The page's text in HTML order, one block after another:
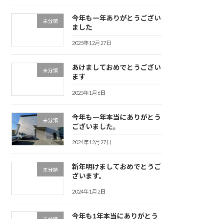
未分類
今年も一年ありがとうござい
ました
2025年12月27日
未分類
あけましておめでとうござい
ます
2025年1月6日
未分類
今年も一年本当にありがとう
ございました。
2024年12月27日
未分類
新年明けましておめでとうご
ざいます。
2024年1月2日
今年も1年本当にありがとう